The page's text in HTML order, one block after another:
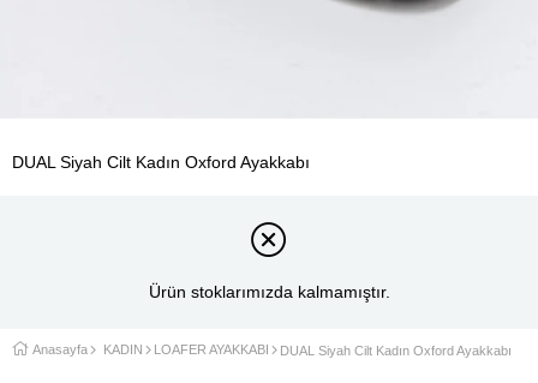
DUAL Siyah Cilt Kadın Oxford Ayakkabı
Ürün stoklarımızda kalmamıştır.
Anasayfa KADIN LOAFER AYAKKABI DUAL Siyah Cilt Kadın Oxford Ayakkabı